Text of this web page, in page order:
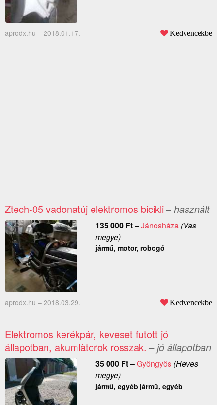
aprodx.hu – 2018.01.17. Kedvencekbe
Ztech-05 vadonatúj elektromos bicikli– használt
135 000 Ft–Jánosháza(Vas
megye)
jármű, motor, robogó
aprodx.hu – 2018.03.29. Kedvencekbe
Elektromos kerékpár, keveset futott jó
állapotban, akumlàtorok rosszak. – jó állapotban
35 000 Ft–Gyöngyös(Heves
megye)
jármű, egyéb jármű, egyéb